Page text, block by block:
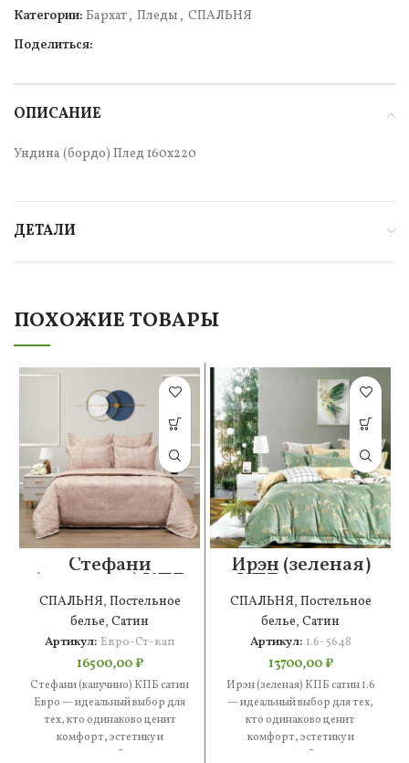
Категории: Бархат, Пледы , СПАЛЬНЯ
Поделиться:
ОПИСАНИЕ
Ундина (бордо) Плед 160х220
ДЕТАЛИ
ПОХОЖИЕ ТОВАРЫ
Стефани
(капучино) КПБ
сатин Евро
СПАЛЬНЯ, Постельное
белье, Сатин
Артикул: Евро-Ст-кап
16500,00₽
Стефани (капучино) КПБ сатин
Евро — идеальный выбор для
тех, кто одинаково ценит
комфорт, эстетику и
практичность. В составе —
Ирэн (зеленая)
КПБ сатин 1.6
СПАЛЬНЯ, Постельное
белье, Сатин
Артикул: 1.6-5648
13700,00₽
Ирэн (зеленая) КПБ сатин 1.6
— идеальный выбор для тех,
кто одинаково ценит
комфорт, эстетику и
практичность. В составе —